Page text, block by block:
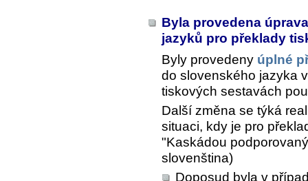
Byla provedena
jazyků pro překlady
Byly provedeny úplné
do slovenského jazyka
tiskových sestavách
Další změna se týká
situaci, kdy je pro
"Kaskádou
slovenština)
Doposud byla v